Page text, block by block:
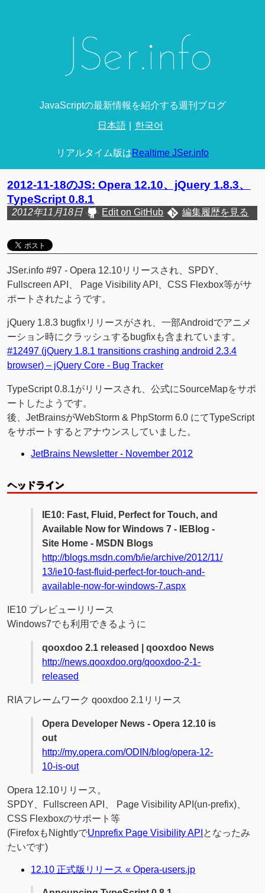
JavaScriptの最新情報を紹介する週刊ブログ
日本語 한국어
リアルタイム版はRealtime JSer.info
2012-11-18のJS: Opera 12.10、jQuery 1.8.3、
TypeScript 0.8.1
2012年11月18日 Edit on GitHub 編集履歴を見る
JSer.info #97 - Opera 12.10リリースされ、SPDY、
Fullscreen API、 Page Visibility API、CSS Flexbox等がサ
ポートされたようです。
jQuery 1.8.3 bugfixリリースがされ、一部Androidでアニメ
ーション時にクラッシュするbugfixも含まれています。
#12497 (jQuery 1.8.1 transitions crashing android 2.3.4
browser) – jQuery Core - Bug Tracker
TypeScript 0.8.1がリリースされ、公式にSourceMapをサポ
ートしたようです。
後、JetBrainsがWebStorm & PhpStorm 6.0 にてTypeScript
をサポートするとアナウンスしていました。
JetBrains Newsletter - November 2012
ヘッドライン
IE10: Fast, Fluid, Perfect for Touch, and
Available Now for Windows 7 - IEBlog -
Site Home - MSDN Blogs
http://blogs.msdn.com/b/ie/archive/2012/11/
13/ie10-fast-fluid-perfect-for-touch-and-
available-now-for-windows-7.aspx
IE10 プレビューリリース
Windows7でも利用できるように
qooxdoo 2.1 released | qooxdoo News
http://news.qooxdoo.org/qooxdoo-2-1-
released
RIAフレームワーク qooxdoo 2.1リリース
Opera Developer News - Opera 12.10 is
out
http://my.opera.com/ODIN/blog/opera-12-
10-is-out
Opera 12.10リリース。
SPDY、Fullscreen API、 Page Visibility API(un-prefix)、
CSS Flexboxのサポート等
(FirefoxもNightlyでUnprefix Page Visibility API となったみ
たいです)
12.10 正式版リリース « Opera-users.jp